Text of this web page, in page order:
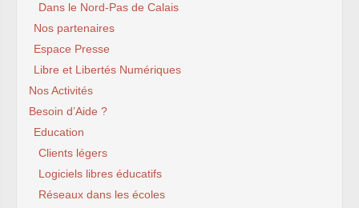
Dans le Nord-Pas de Calais
Nos partenaires
Espace Presse
Libre et Libertés Numériques
Nos Activités
Besoin d’Aide ?
Education
Clients légers
Logiciels libres éducatifs
Réseaux dans les écoles